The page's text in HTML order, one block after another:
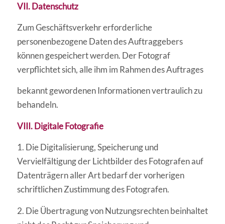
VII. Datenschutz
Zum Geschäftsverkehr erforderliche
personenbezogene Daten des Auftraggebers
können gespeichert werden. Der Fotograf
verpflichtet sich, alle ihm im Rahmen des Auftrages
bekannt gewordenen Informationen vertraulich zu
behandeln.
VIII. Digitale Fotografie
1. Die Digitalisierung, Speicherung und
Vervielfältigung der Lichtbilder des Fotografen auf
Datenträgern aller Art bedarf der vorherigen
schriftlichen Zustimmung des Fotografen.
2. Die Übertragung von Nutzungsrechten beinhaltet